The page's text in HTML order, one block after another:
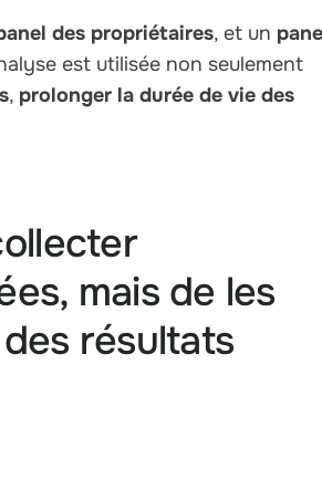
des propriétaires, et un
est utilisée non seulement
, prolonger la durée de vie des
mais de les
résultats